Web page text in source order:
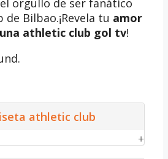
Bilbao.¡Revela tu amor
athletic club gol tv!
athletic club